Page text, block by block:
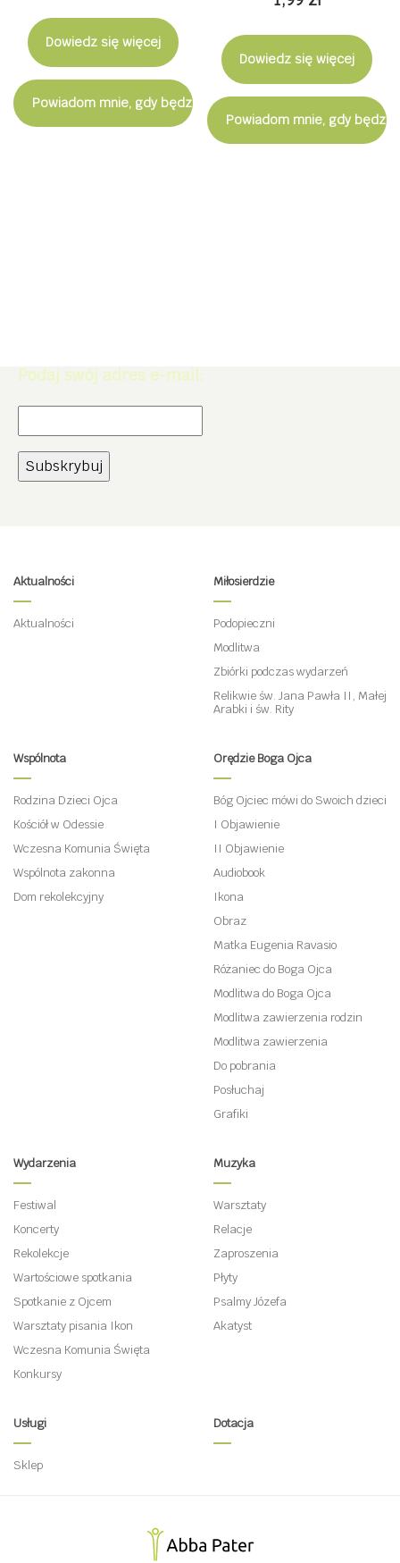
Dowiedz się więcej
Powiadom mnie, gdy będzie dostępny
Dowiedz się więcej
Powiadom mnie, gdy
Podaj swój adres e-mail:
Aktualności
Aktualności
Miłosierdzie
Podopieczni
Modlitwa
Zbiórki podczas wydarzeń
Relikwie św. Jana Pawła II, Małej
Arabki i św. Rity
Wspólnota
Rodzina Dzieci Ojca
Kościół w Odessie
Wczesna Komunia Święta
Wspólnota zakonna
Dom rekolekcyjny
Orędzie Boga Ojca
Bóg Ojciec mówi do Swoich dzieci
I Objawienie
II Objawienie
Audiobook
Ikona
Obraz
Matka Eugenia Ravasio
Różaniec do Boga Ojca
Modlitwa do Boga Ojca
Modlitwa zawierzenia rodzin
Modlitwa zawierzenia
Do pobrania
Posłuchaj
Grafiki
Wydarzenia
Festiwal
Koncerty
Rekolekcje
Wartościowe spotkania
Spotkanie z Ojcem
Warsztaty pisania Ikon
Wczesna Komunia Święta
Konkursy
Muzyka
Warsztaty
Relacje
Zaproszenia
Płyty
Psalmy Józefa
Akatyst
Usługi
Sklep
Dotacja